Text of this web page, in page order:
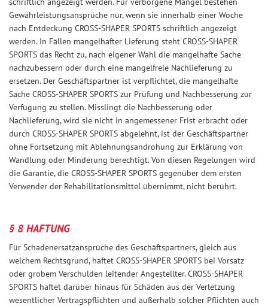
Gewährleistungsansprüche nur, wenn sie innerhalb einer Woche
nach Entdeckung CROSS-SHAPER SPORTS schriftlich angezeigt
werden. In Fällen mangelhafter Lieferung steht CROSS-SHAPER
SPORTS das Recht zu, nach eigener Wahl die mangelhafte Sache
nachzubessern oder durch eine mangelfreie Nachlieferung zu
ersetzen. Der Geschäftspartner ist verpflichtet, die mangelhafte
Sache CROSS-SHAPER SPORTS zur Prüfung und Nachbesserung zur
Verfügung zu stellen. Misslingt die Nachbesserung oder
Nachlieferung, wird sie nicht in angemessener Frist erbracht oder
durch CROSS-SHAPER SPORTS abgelehnt, ist der Geschäftspartner
ohne Fortsetzung mit Ablehnungsandrohung zur Erklärung von
Wandlung oder Minderung berechtigt. Von diesen Regelungen wird
die Garantie, die CROSS-SHAPER SPORTS gegenüber dem ersten
Verwender der Rehabilitationsmittel übernimmt, nicht berührt.
§ 8 HAFTUNG
Für Schadenersatzansprüche des Geschäftspartners, gleich aus
welchem Rechtsgrund, haftet CROSS-SHAPER SPORTS bei Vorsatz
oder grobem Verschulden leitender Angestellter. CROSS-SHAPER
SPORTS haftet darüber hinaus für Schäden aus der Verletzung
wesentlicher Vertragspflichten und außerhalb solcher Pflichten auch